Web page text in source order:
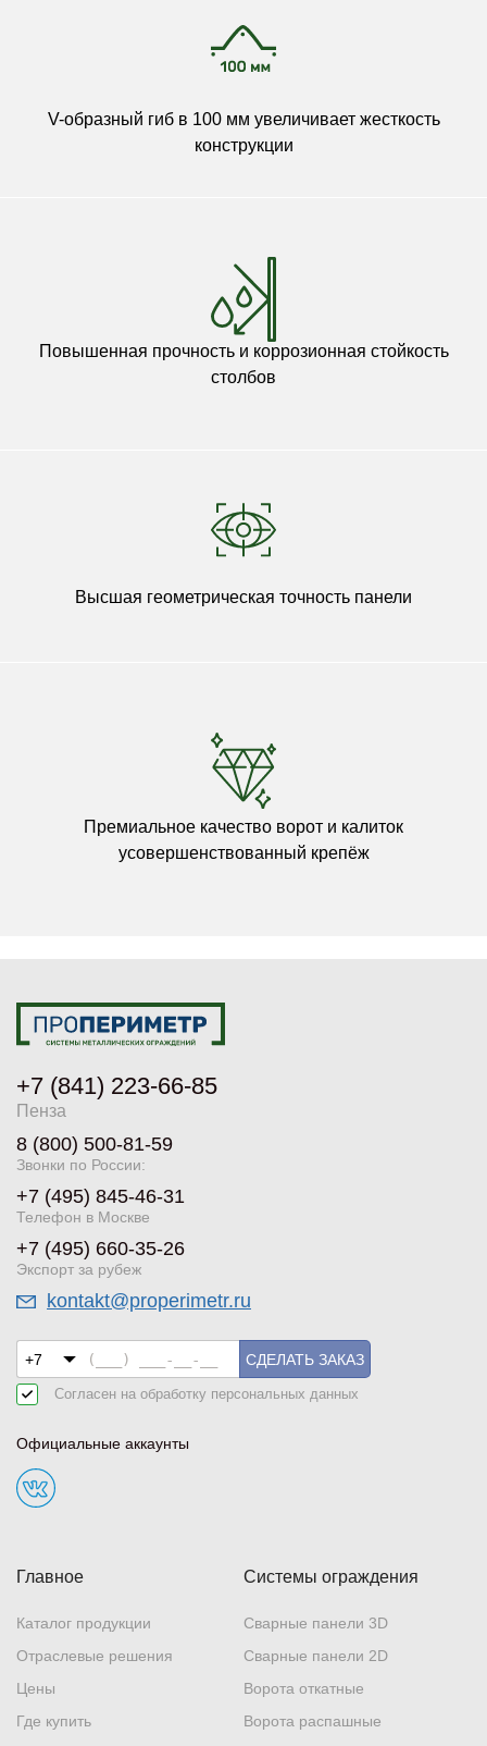
V-образный гиб в 100 мм увеличивает жесткость
конструкции
Повышенная прочность и коррозионная стойкость
столбов
Высшая геометрическая точность панели
Премиальное качество ворот и калиток
усовершенствованный крепёж
Главное
Каталог продукции
Отраслевые решения
Цены
Где купить
Системы ограждения
Сварные панели 3D
Сварные панели 2D
Ворота откатные
Ворота распашные
+7 (841) 223-66-85
Пенза
8 (800) 500-81-59
Звонки по России:
+7 (495) 845-46-31
Телефон в Москве
+7 (495) 660-35-26
Экспорт за рубеж
kontakt@properimetr.ru
СДЕЛАТЬ ЗАКАЗ
Согласен на обработку персональных данных
Официальные аккаунты